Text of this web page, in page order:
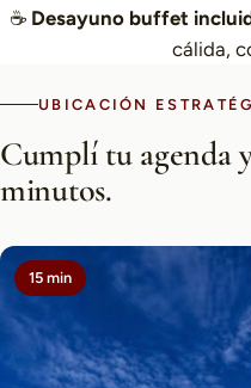
☕ Desayuno buffet
cálida,
UBICACIÓN
Cumplí tu agenda
minutos.
15 min